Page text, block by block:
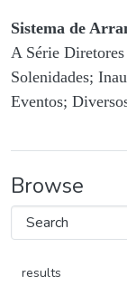
Sistema de
A Série Diretores
Solenidades;
Eventos;
Browse
results